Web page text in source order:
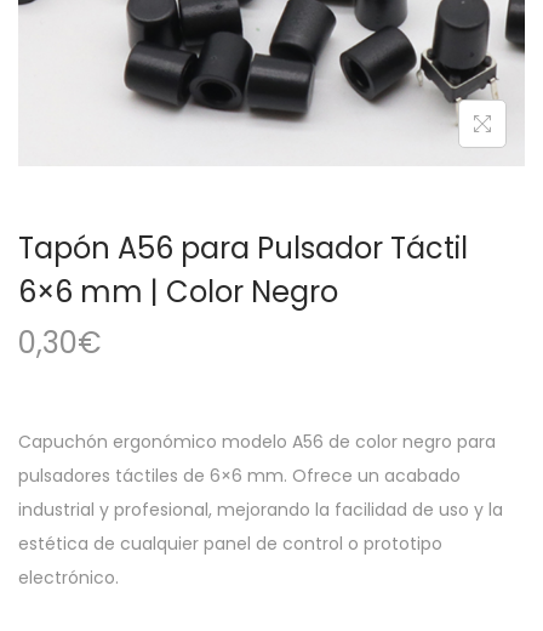
a
c
i
ó
d
o
Tapón A56 para Pulsador Táctil
6×6 mm | Color Negro
0,30€
Capuchón ergonómico modelo A56 de color negro para
pulsadores táctiles de 6×6 mm. Ofrece un acabado
industrial y profesional, mejorando la facilidad de uso y la
estética de cualquier panel de control o prototipo
electrónico.